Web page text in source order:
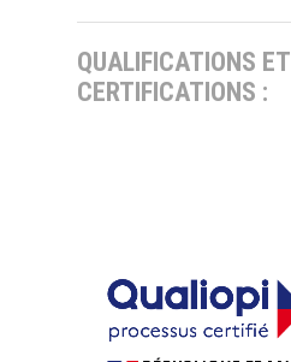
QUALIFICATIONS ET
CERTIFICATIONS :